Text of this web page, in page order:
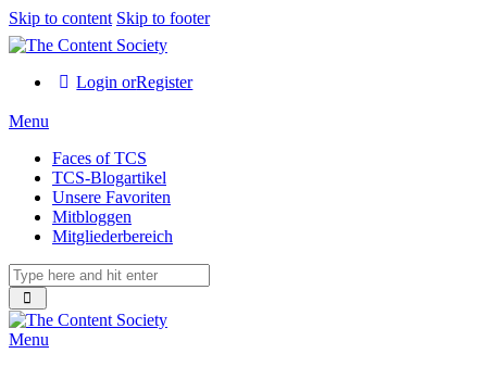
Skip to content Skip to footer
Login orRegister
Menu
Faces of TCS
TCS-Blogartikel
Unsere Favoriten
Mitbloggen
Mitgliederbereich
Menu